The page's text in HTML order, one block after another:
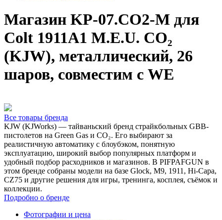
Магазин KP-07.CO2-M для
Colt 1911A1 M.E.U. CO₂
(KJW), металлический, 26
шаров, совместим с WE
Все товары бренда
KJW (KJWorks) — тайваньский бренд страйкбольных GBB-
пистолетов на Green Gas и CO₂. Его выбирают за
реалистичную автоматику с блоубэком, понятную
эксплуатацию, широкий выбор популярных платформ и
удобный подбор расходников и магазинов. В PIFPAFGUN в
этом бренде собраны модели на базе Glock, M9, 1911, Hi-Capa,
CZ75 и другие решения для игры, тренинга, косплея, съёмок и
коллекции.
Подробно о бренде
Фотографии и цена